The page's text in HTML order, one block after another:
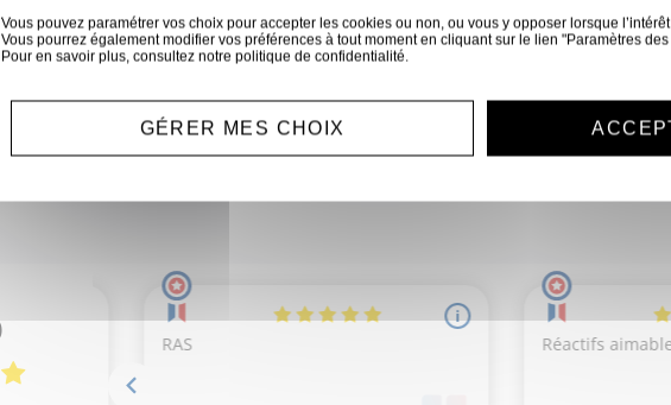
Contactez notre équipe pour un devis sur-
Paiement sécurisé
Paiement CB, virement...
Nous sommes
Vous pouvez paramétrer vos choix pour accepter les cookies ou non, ou vous y opposer lorsque
Vous pourrez également modifier vos préférences à tout moment en cliquant sur le lien "Paramètres
Pour en savoir plus, consultez notre politique de confidentialité.
GÉRER MES CHOIX